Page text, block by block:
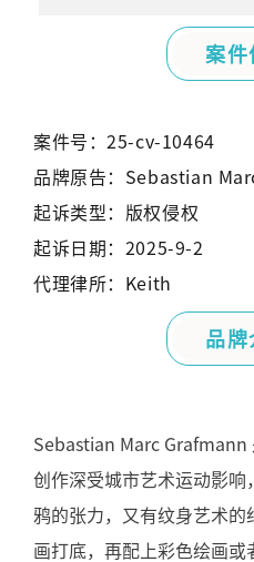
案
案件号：25-cv-10464
品牌原告：Sebastian
起诉类型：版权侵权
起诉日期：2025-9-2
代理律所：Keith
品
Sebastian Marc Grafmann
创作深受城市艺术运动影
鸦的张力，又有纹身艺术
画打底，再配上彩色绘画